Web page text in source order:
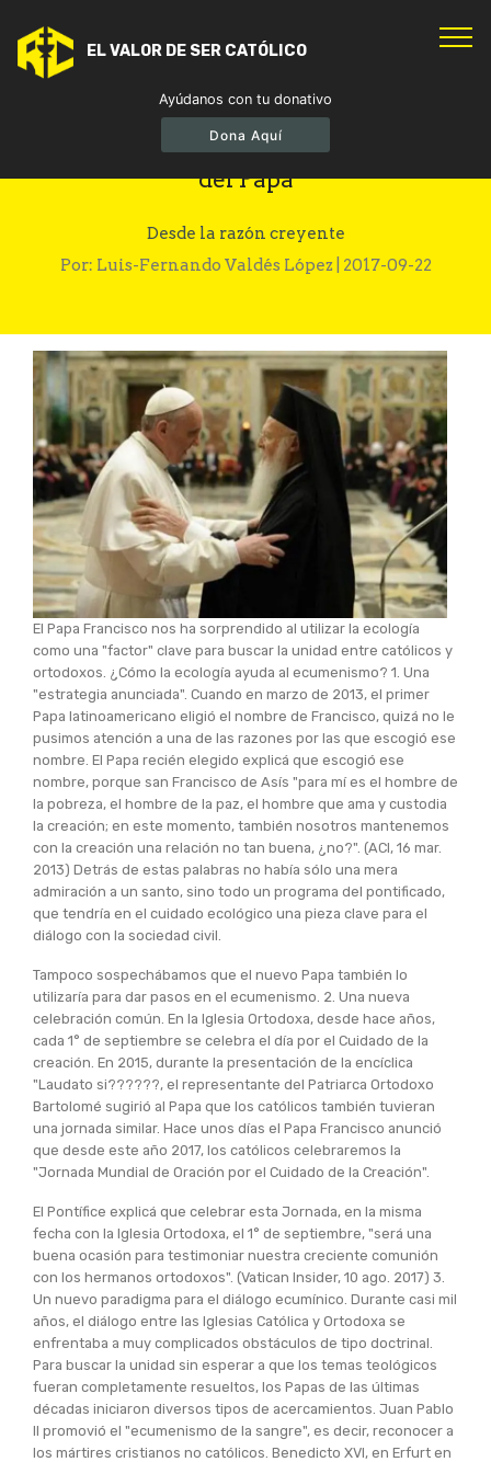
EL VALOR DE SER CATÓLICO
Ayúdanos con tu donativo
Dona Aquí
El nuevo "ecumenismo ecológico"
del Papa
Desde la razón creyente
Por: Luis-Fernando Valdés López | 2017-09-22
El Papa Francisco nos ha sorprendido al utilizar la ecología
como una "factor" clave para buscar la unidad entre católicos y
ortodoxos. ¿Cómo la ecología ayuda al ecumenismo? 1. Una
"estrategia anunciada". Cuando en marzo de 2013, el primer
Papa latinoamericano eligió el nombre de Francisco, quizá no le
pusimos atención a una de las razones por las que escogió ese
nombre. El Papa recién elegido explicá que escogió ese
nombre, porque san Francisco de Asís "para mí es el hombre de
la pobreza, el hombre de la paz, el hombre que ama y custodia
la creación; en este momento, también nosotros mantenemos
con la creación una relación no tan buena, ¿no?". (ACI, 16 mar.
2013) Detrás de estas palabras no había sólo una mera
admiración a un santo, sino todo un programa del pontificado,
que tendría en el cuidado ecológico una pieza clave para el
diálogo con la sociedad civil.
Tampoco sospechábamos que el nuevo Papa también lo
utilizaría para dar pasos en el ecumenismo. 2. Una nueva
celebración común. En la Iglesia Ortodoxa, desde hace años,
cada 1° de septiembre se celebra el día por el Cuidado de la
creación. En 2015, durante la presentación de la encíclica
"Laudato si??????, el representante del Patriarca Ortodoxo
Bartolomé sugirió al Papa que los católicos también tuvieran
una jornada similar. Hace unos días el Papa Francisco anunció
que desde este año 2017, los católicos celebraremos la
"Jornada Mundial de Oración por el Cuidado de la Creación".
El Pontífice explicá que celebrar esta Jornada, en la misma
fecha con la Iglesia Ortodoxa, el 1° de septiembre, "será una
buena ocasión para testimoniar nuestra creciente comunión
con los hermanos ortodoxos". (Vatican Insider, 10 ago. 2017) 3.
Un nuevo paradigma para el diálogo ecumínico. Durante casi mil
años, el diálogo entre las Iglesias Católica y Ortodoxa se
enfrentaba a muy complicados obstáculos de tipo doctrinal.
Para buscar la unidad sin esperar a que los temas teológicos
fueran completamente resueltos, los Papas de las últimas
décadas iniciaron diversos tipos de acercamientos. Juan Pablo
II promovió el "ecumenismo de la sangre", es decir, reconocer a
los mártires cristianos no católicos. Benedicto XVI, en Erfurt en